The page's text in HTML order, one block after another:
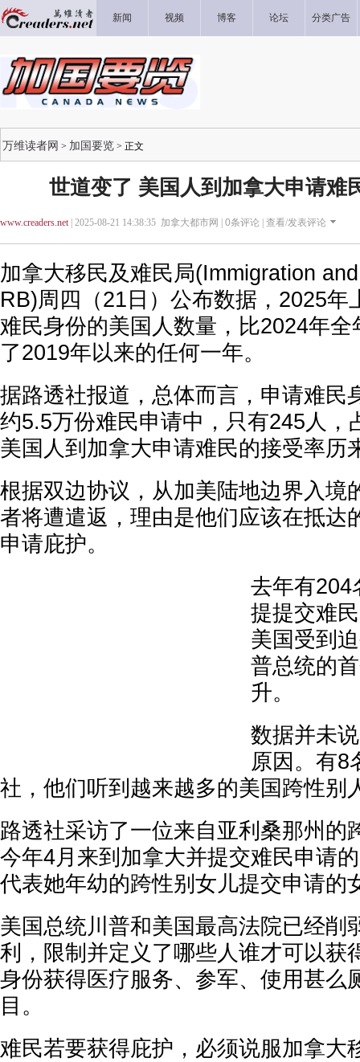
新闻 视频 博客 论坛 分类广告
万维读者网 > 加国要览 > 正文
世道变了 美国人到加拿大申请难
www.creaders.net| 2025-08-21 14:38:35 加拿大都市网 | 0条评论 | 查看/发表评论
加拿大移民及难民局(Immigration
RB)周四（21日）公布数据，2025年
难民身份的美国人数量，比2024年
了2019年以来的任何一年。
据路透社报道，总体而言，申请难民
约5.5万份难民申请中，只有245人，
美国人到加拿大申请难民的接受率历
根据双边协议，从加美陆地边界入境
者将遭遣返，理由是他们应该在抵达
申请庇护。
去年有204
提提交难
美国受到
普总统的
升。
数据并未
原因。有8
社，他们听到越来越多的美国跨性别
路透社采访了一位来自亚利桑那州的
今年4月来到加拿大并提交难民申请
代表她年幼的跨性别女儿提交申请的
美国总统川普和美国最高法院已经削
利，限制并定义了哪些人谁才可以获
身份获得医疗服务、参军、使用甚么
目。
难民若要获得庇护，必须说服加拿大